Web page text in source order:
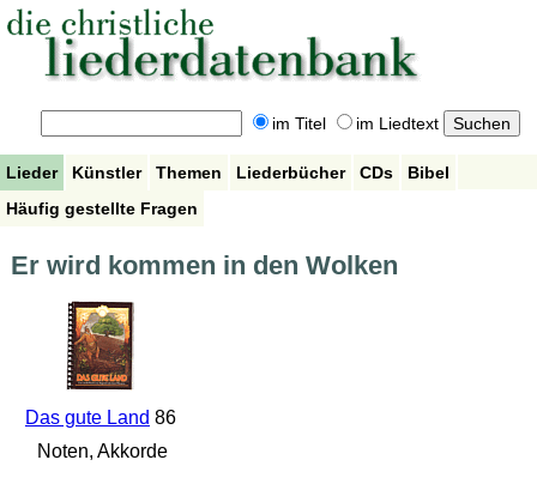
im Titel im Liedtext
Lieder Künstler Themen Liederbücher CDs
Bibel
Häufig gestellte Fragen
Er wird kommen in den Wolken
Das gute Land 86
Noten, Akkorde